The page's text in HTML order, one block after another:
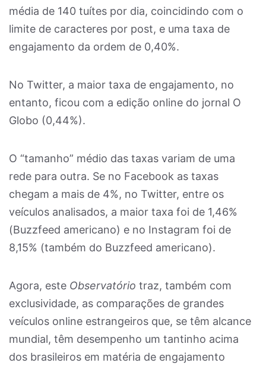
média de 140 tuítes por dia, coincidindo com o
limite de caracteres por post, e uma taxa de
engajamento da ordem de 0,40%.
No Twitter, a maior taxa de engajamento, no
entanto, ficou com a edição online do jornal O
Globo (0,44%).
O “tamanho” médio das taxas variam de uma
rede para outra. Se no Facebook as taxas
chegam a mais de 4%, no Twitter, entre os
veículos analisados, a maior taxa foi de 1,46%
(Buzzfeed americano) e no Instagram foi de
8,15% (também do Buzzfeed americano).
Agora, este Observatório traz, também com
exclusividade, as comparações de grandes
veículos online estrangeiros que, se têm alcance
mundial, têm desempenho um tantinho acima
dos brasileiros em matéria de engajamento